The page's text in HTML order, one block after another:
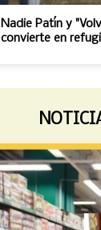
Nadie Patín y
convierte en